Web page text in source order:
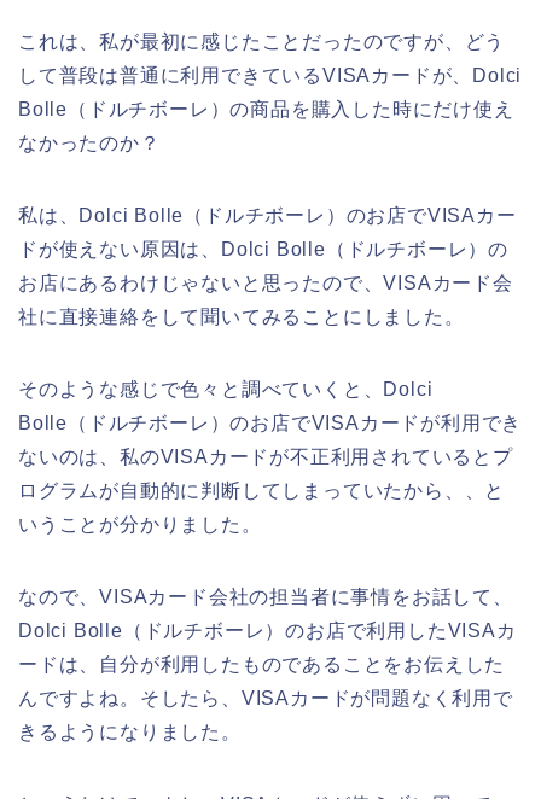
これは、私が最初に感じたことだったのですが、どう
して普段は普通に利用できているVISAカードが、Dolci
Bolle（ドルチボーレ）の商品を購入した時にだけ使え
なかったのか？
私は、Dolci Bolle（ドルチボーレ）のお店でVISAカー
ドが使えない原因は、Dolci Bolle（ドルチボーレ）の
お店にあるわけじゃないと思ったので、VISAカード会
社に直接連絡をして聞いてみることにしました。
そのような感じで色々と調べていくと、Dolci
Bolle（ドルチボーレ）のお店でVISAカードが利用でき
ないのは、私のVISAカードが不正利用されているとプ
ログラムが自動的に判断してしまっていたから、、と
いうことが分かりました。
なので、VISAカード会社の担当者に事情をお話して、
Dolci Bolle（ドルチボーレ）のお店で利用したVISAカ
ードは、自分が利用したものであることをお伝えした
んですよね。そしたら、VISAカードが問題なく利用で
きるようになりました。